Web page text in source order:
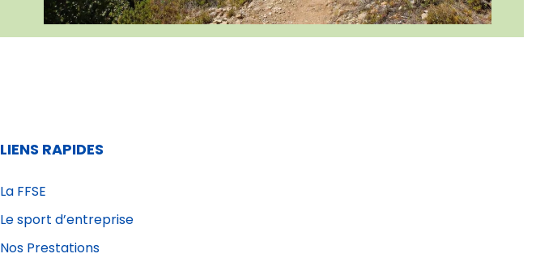
LIENS RAPIDES
La FFSE
Le sport d’entreprise
Nos Prestations